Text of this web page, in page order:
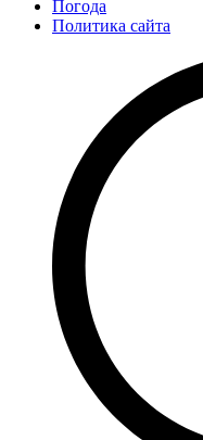
Погода
Политика сайта